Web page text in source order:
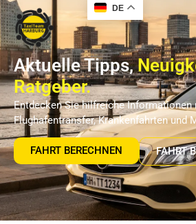
DE
Aktuelle Tipps,
Ratgeber.
Entdecken Sie hilfreiche Informationen
Flughafentransfer, Krankenfahrten und
FAHRT BERECHNEN FAHRT